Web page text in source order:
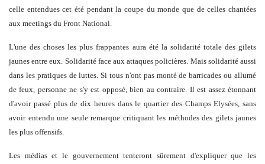
celle entendues cet été pendant la coupe du monde que de celles chantées
aux meetings du Front National.
L'une des choses les plus frappantes aura été la solidarité totale des gilets
jaunes entre eux. Solidarité face aux attaques policières. Mais solidarité aussi
dans les pratiques de luttes. Si tous n'ont pas monté de barricades ou allumé
de feux, personne ne s'y est opposé, bien au contraire. Il est assez étonnant
d'avoir passé plus de dix heures dans le quartier des Champs Elysées, sans
avoir entendu une seule remarque critiquant les méthodes des gilets jaunes
les plus offensifs.
Les médias et le gouvernement tenteront sûrement d'expliquer que les